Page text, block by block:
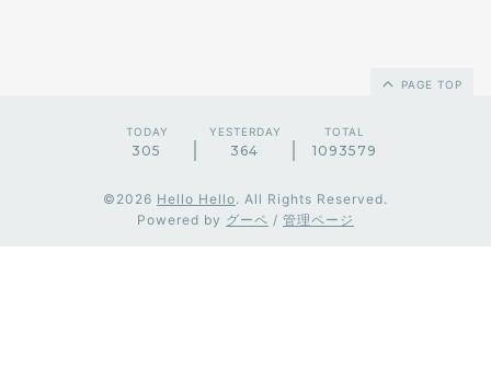
PAGE TOP
TODAY
305
YESTERDAY
364
TOTAL
1093579
©2026 Hello Hello. All Rights Reserved.
Powered by グーペ / 管理ページ